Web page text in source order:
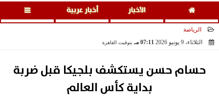
الأخبار أخبار عربية
الرياضة
الثلاثاء، 9 يونيو 2026
07:11 مـ بتوقيت القاهرة
حسام حسن يستكشف بلجيكا قبل ضربة
بداية كأس العالم